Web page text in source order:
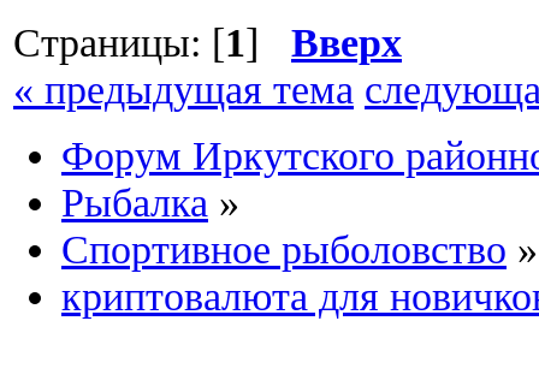
Страницы: [1] Вверх
« предыдущая тема
Форум Иркутского
Рыбалка »
Спортивное рыболовство »
криптовалюта для